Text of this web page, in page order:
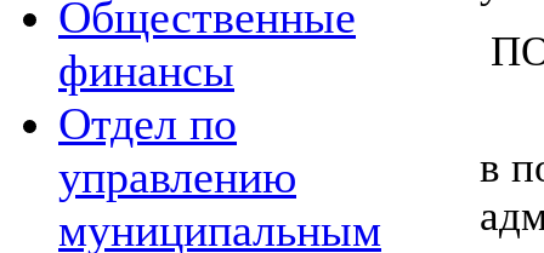
Общественные
финансы
Отдел по
управлению
муниципальным
в